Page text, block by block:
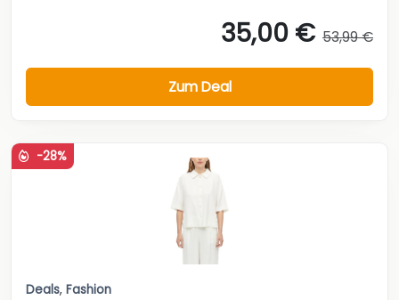
35,00 € 53,99 €
Zum Deal
-28%
Deals, Fashion